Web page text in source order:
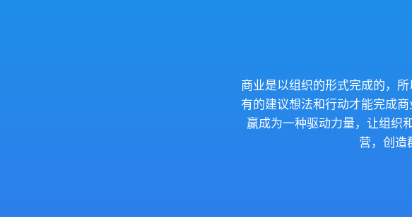
商业是以组织的形式完成的，
有的建议想法和行动才能完成
赢成为一种驱动力量，让组织
营，创造